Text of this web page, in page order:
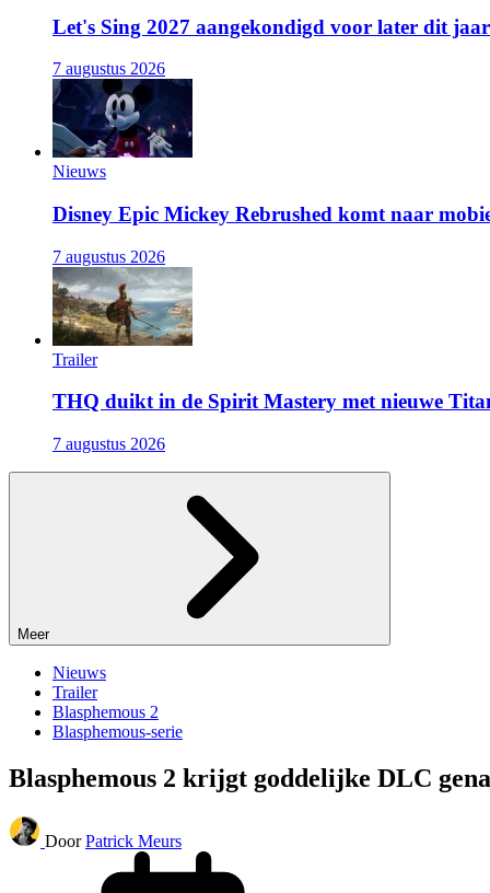
Let's Sing 2027 aangekondigd voor later dit jaar
7 augustus 2026
Nieuws
Disney Epic Mickey Rebrushed komt naar
7 augustus 2026
Trailer
THQ duikt in de Spirit Mastery met nieuwe
7 augustus 2026
Meer
Nieuws
Trailer
Blasphemous 2
Blasphemous-serie
Blasphemous 2 krijgt goddelijke DLC
Door Patrick Meurs